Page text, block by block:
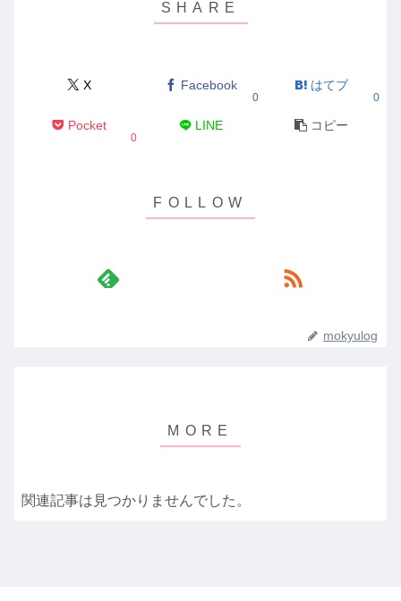
X Facebook
0
はてブ
0
Pocket
0
LINE コピー
mokyulog
関連記事は見つかりませんでした。